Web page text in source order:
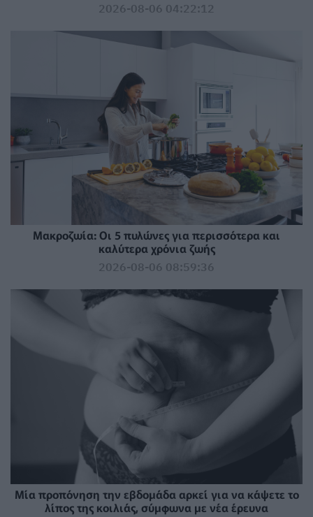
2026-08-06 04:22:12
Mακροζωία: Οι 5 πυλώνες για περισσότερα και
καλύτερα χρόνια ζωής
2026-08-06 08:59:36
Μία προπόνηση την εβδομάδα αρκεί για να κάψετε το
λίπος της κοιλιάς, σύμφωνα με νέα έρευνα